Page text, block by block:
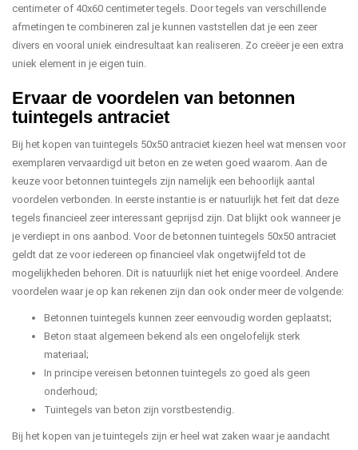
centimeter of 40x60 centimeter tegels. Door tegels van verschillende
afmetingen te combineren zal je kunnen vaststellen dat je een zeer
divers en vooral uniek eindresultaat kan realiseren. Zo creëer je een extra
uniek element in je eigen tuin.
Ervaar de voordelen van betonnen
tuintegels antraciet
Bij het kopen van tuintegels 50x50 antraciet kiezen heel wat mensen voor
exemplaren vervaardigd uit beton en ze weten goed waarom. Aan de
keuze voor betonnen tuintegels zijn namelijk een behoorlijk aantal
voordelen verbonden. In eerste instantie is er natuurlijk het feit dat deze
tegels financieel zeer interessant geprijsd zijn. Dat blijkt ook wanneer je
je verdiept in ons aanbod. Voor de betonnen tuintegels 50x50 antraciet
geldt dat ze voor iedereen op financieel vlak ongetwijfeld tot de
mogelijkheden behoren. Dit is natuurlijk niet het enige voordeel. Andere
voordelen waar je op kan rekenen zijn dan ook onder meer de volgende:
Betonnen tuintegels kunnen zeer eenvoudig worden geplaatst;
Beton staat algemeen bekend als een ongelofelijk sterk
materiaal;
In principe vereisen betonnen tuintegels zo goed als geen
onderhoud;
Tuintegels van beton zijn vorstbestendig.
Bij het kopen van je tuintegels zijn er heel wat zaken waar je aandacht